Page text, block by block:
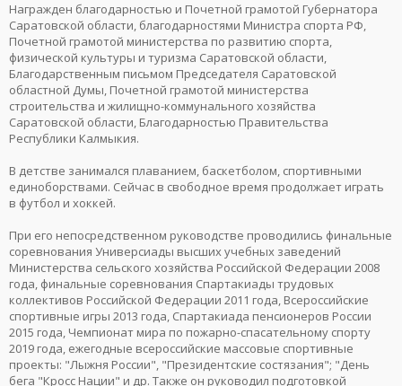
Награжден благодарностью и Почетной грамотой Губернатора
Саратовской области, благодарностями Министра спорта РФ,
Почетной грамотой министерства по развитию спорта,
физической культуры и туризма Саратовской области,
Благодарственным письмом Председателя Саратовской
областной Думы, Почетной грамотой министерства
строительства и жилищно-коммунального хозяйства
Саратовской области, Благодарностью Правительства
Республики Калмыкия.
В детстве занимался плаванием, баскетболом, спортивными
единоборствами. Сейчас в свободное время продолжает играть
в футбол и хоккей.
При его непосредственном руководстве проводились финальные
соревнования Универсиады высших учебных заведений
Министерства сельского хозяйства Российской Федерации 2008
года, финальные соревнования Спартакиады трудовых
коллективов Российской Федерации 2011 года, Всероссийские
спортивные игры 2013 года, Спартакиада пенсионеров России
2015 года, Чемпионат мира по пожарно-спасательному спорту
2019 года, ежегодные всероссийские массовые спортивные
проекты: "Лыжня России", "Президентские состязания"; "День
бега "Кросс Нации" и др. Также он руководил подготовкой